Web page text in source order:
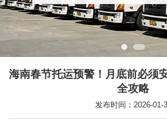
海南春节托运预警！月底前必须
全攻略
发布时间：2026-01-